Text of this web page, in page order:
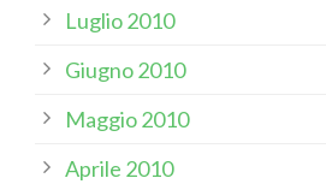
Luglio 2010
Giugno 2010
Maggio 2010
Aprile 2010